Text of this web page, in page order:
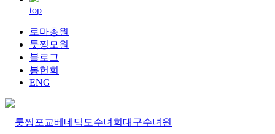
top
로마총원
툿찡모원
블로그
봉헌회
ENG